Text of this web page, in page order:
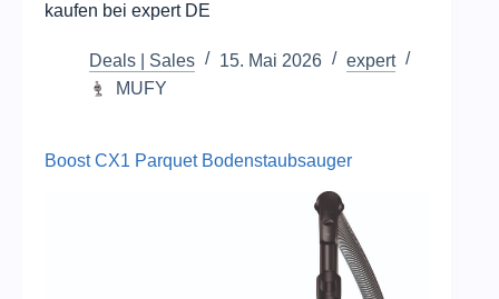
kaufen bei expert DE
Deals | Sales 15. Mai 2026
expert
MUFY
Boost CX1 Parquet Bodenstaubsauger